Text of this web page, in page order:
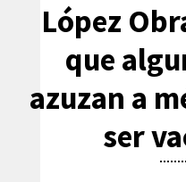
López
que
azuzan a
ser